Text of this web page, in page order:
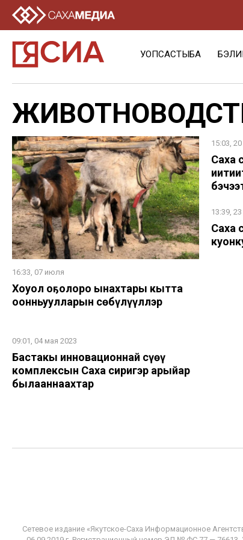
УОПСАСТЫБА
16:33, 07 июля
Хоһуол оҕолоро ынахтары кытта
оонньуулларын сөбүлүүллэр
15:03,
Саха
13:39,
Саха
09:01, 04 мая 2023
Бастакы инновационнай сүөһү
комплексын Саха сиригэр арыйар
былааннаахтар
Сетевое издание «Якутское-Саха Информационное